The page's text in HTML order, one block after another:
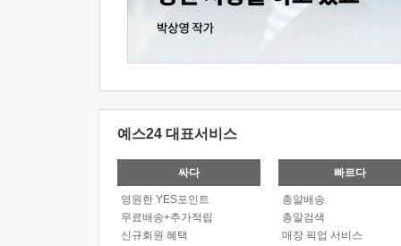
예스24 대표서비스
싸다
영원한 YES포인트
무료배송+추가적립
신규회원 혜택
빠르다
총알배송
총알검색
매장 픽업 서비스